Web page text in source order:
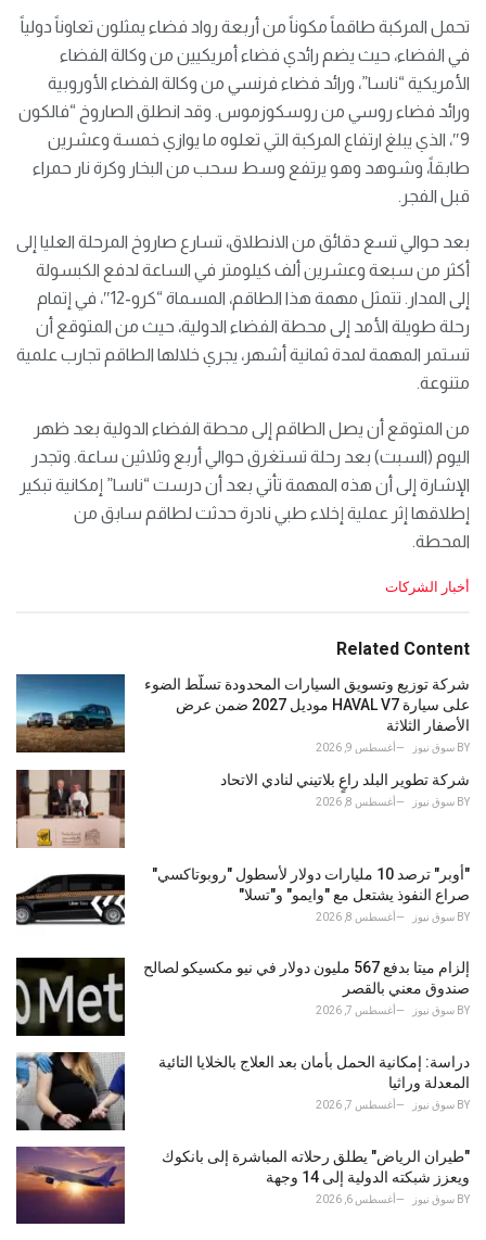
تحمل المركبة طاقماً مكوناً من أربعة رواد فضاء يمثلون تعاوناً دولياً
في الفضاء، حيث يضم رائدي فضاء أمريكيين من وكالة الفضاء
الأمريكية “ناسا”، ورائد فضاء فرنسي من وكالة الفضاء الأوروبية
ورائد فضاء روسي من روسكوزموس. وقد انطلق الصاروخ “فالكون
9″، الذي يبلغ ارتفاع المركبة التي تعلوه ما يوازي خمسة وعشرين
طابقاً، وشوهد وهو يرتفع وسط سحب من البخار وكرة نار حمراء
قبل الفجر.
بعد حوالي تسع دقائق من الانطلاق، تسارع صاروخ المرحلة العليا إلى
أكثر من سبعة وعشرين ألف كيلومتر في الساعة لدفع الكبسولة
إلى المدار. تتمثل مهمة هذا الطاقم، المسماة “كرو-12″، في إتمام
رحلة طويلة الأمد إلى محطة الفضاء الدولية، حيث من المتوقع أن
تستمر المهمة لمدة ثمانية أشهر، يجري خلالها الطاقم تجارب علمية
متنوعة.
من المتوقع أن يصل الطاقم إلى محطة الفضاء الدولية بعد ظهر
اليوم (السبت) بعد رحلة تستغرق حوالي أربع وثلاثين ساعة. وتجدر
الإشارة إلى أن هذه المهمة تأتي بعد أن درست “ناسا” إمكانية تبكير
إطلاقها إثر عملية إخلاء طبي نادرة حدثت لطاقم سابق من
المحطة.
C
e
o
r
i
e
:
أخبار الشركات
Related Content
شركة توزيع وتسويق السيارات المحدودة تسلّط الضوء
على سيارة HAVAL V7 موديل 2027 ضمن عرض
الأصفار الثلاثة
BY سوق نيوز أغسطس 9, 2026
شركة تطوير البلد راعٍ بلاتيني لنادي الاتحاد
BY سوق نيوز أغسطس 8, 2026
"أوبر" ترصد 10 مليارات دولار لأسطول "روبوتاكسي"
صراع النفوذ يشتعل مع "وايمو" و"تسلا"
BY سوق نيوز أغسطس 8, 2026
إلزام ميتا بدفع 567 مليون دولار في نيو مكسيكو لصالح
صندوق معني بالقصر
BY سوق نيوز أغسطس 7, 2026
دراسة: إمكانية الحمل بأمان بعد العلاج بالخلايا التائية
المعدلة وراثيا
BY سوق نيوز أغسطس 7, 2026
"طيران الرياض" يطلق رحلاته المباشرة إلى بانكوك
ويعزز شبكته الدولية إلى 14 وجهة
BY سوق نيوز أغسطس 6, 2026